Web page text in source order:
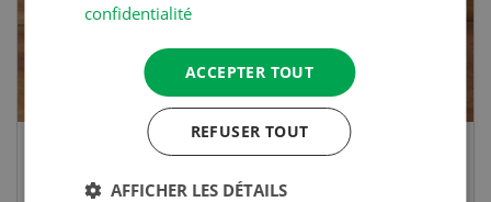
confidentialité
ACCEPTER TOUT
REFUSER TOUT
AFFICHER LES DÉTAILS